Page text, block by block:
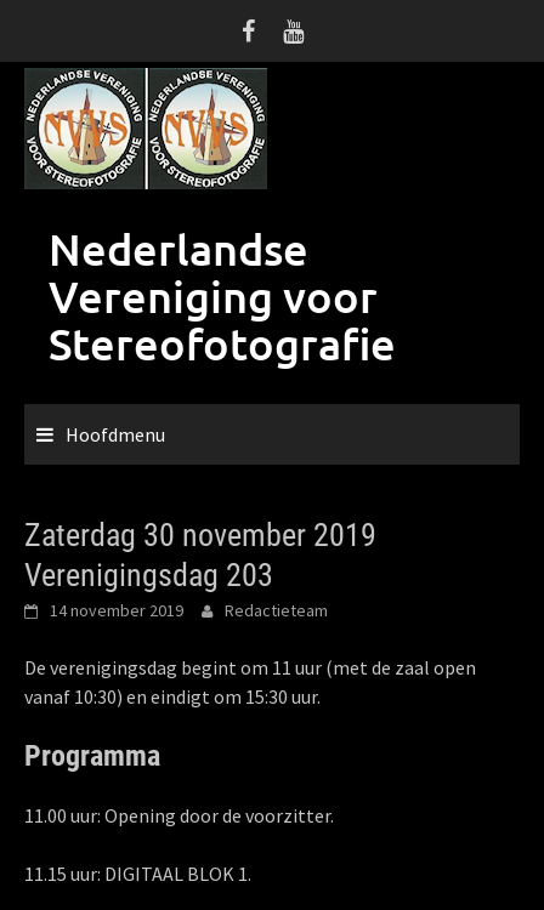
inhoud
Nederlandse
Vereniging voor
Stereofotografie
Hoofdmenu
Zaterdag 30 november 2019
Verenigingsdag 203
14 november 2019 Redactieteam
De verenigingsdag begint om 11 uur (met de zaal open
vanaf 10:30) en eindigt om 15:30 uur.
Programma
11.00 uur: Opening door de voorzitter.
11.15 uur: DIGITAAL BLOK 1.